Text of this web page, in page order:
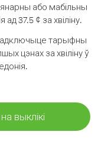
або мабільны
37.5 ¢ за хвіліну.
тарыфны
цэнах за хвіліну ў
выклікі